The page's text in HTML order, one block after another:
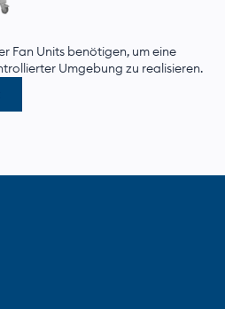
Fan Units benötigen, um eine
Umgebung zu realisieren.